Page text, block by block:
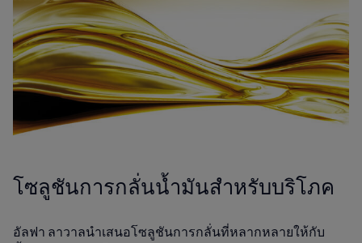
โซลูชันการกลั่นน้ำมันสำหรับบริโภค
อัลฟา ลาวาลนำเสนอโซลูชันการกลั่นที่หลากหลายให้กับ